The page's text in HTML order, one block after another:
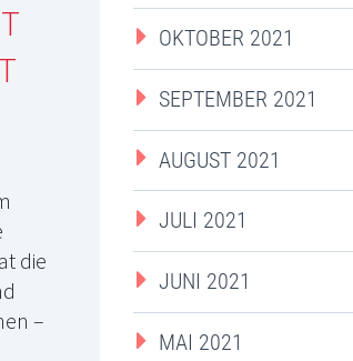
die
–
OKTOBER 2021
SEPTEMBER 2021
AUGUST 2021
JULI 2021
JUNI 2021
MAI 2021